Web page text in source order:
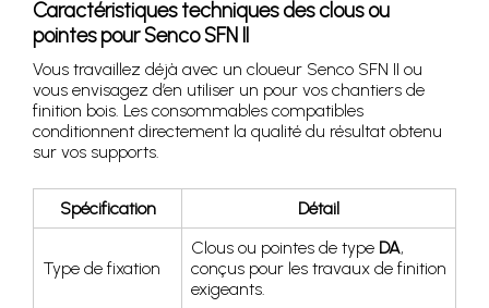
Caractéristiques techniques des clous ou
pointes pour Senco SFN II
Vous travaillez déjà avec un cloueur Senco SFN II ou
vous envisagez d’en utiliser un pour vos chantiers de
finition bois. Les consommables compatibles
conditionnent directement la qualité du résultat obtenu
sur vos supports.
Spécification Détail
Type de fixation
Clous ou pointes de type DA,
conçus pour les travaux de finition
exigeants.